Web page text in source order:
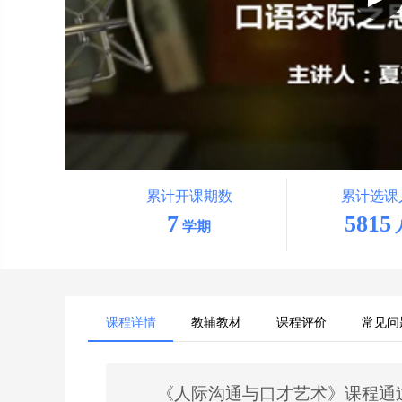
累计开课期数
7 学期
累计选课
5815
课程详情 教辅教材 课程评价 常见问
《人际沟通与口才艺术》 课程通